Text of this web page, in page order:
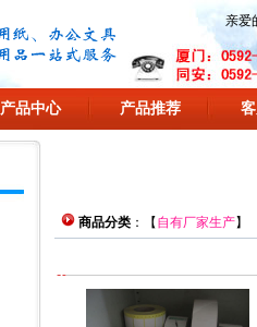
亲爱
产品中心 产品推荐
商品分类：【 自有厂家生产】